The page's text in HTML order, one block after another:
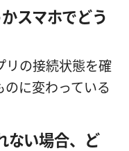
スマホでどう
リの接続状態を確
に変わっている
ない場合、ど